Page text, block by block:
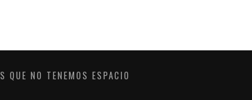
QUE NO TENEMOS ESPACIO